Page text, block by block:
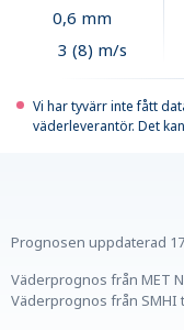
0,6 mm
3 (8) m/s
Vi har tyvärr inte fått
väderleverantör. Det
Prognosen uppdaterad
Väderprognos från MET
Väderprognos från SMHI